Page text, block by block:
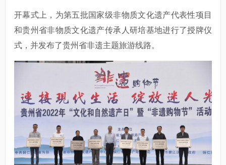
开幕式上，为第五批国家级非物质文化遗产代表性项目
和贵州省非物质文化遗产传承人研培基地进行了授牌仪
式，并发布了贵州省非遗主题旅游线路。